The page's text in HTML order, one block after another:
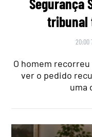
Segurança
tribunal
20:00
O homem
ver o pedido
uma